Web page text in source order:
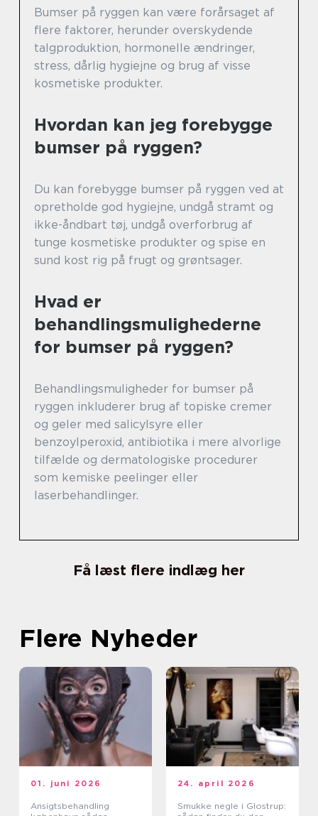
Bumser på ryggen kan være forårsaget af
flere faktorer, herunder overskydende
talgproduktion, hormonelle ændringer,
stress, dårlig hygiejne og brug af visse
kosmetiske produkter.
Hvordan kan jeg forebygge
bumser på ryggen?
Du kan forebygge bumser på ryggen ved at
opretholde god hygiejne, undgå stramt og
ikke-åndbart tøj, undgå overforbrug af
tunge kosmetiske produkter og spise en
sund kost rig på frugt og grøntsager.
Hvad er
behandlingsmulighederne
for bumser på ryggen?
Behandlingsmuligheder for bumser på
ryggen inkluderer brug af topiske cremer
og geler med salicylsyre eller
benzoylperoxid, antibiotika i mere alvorlige
tilfælde og dermatologiske procedurer
som kemiske peelinger eller
laserbehandlinger.
Få læst flere indlæg her
Flere Nyheder
01. juni 2026
Ansigtsbehandling
24. april 2026
Smukke negle i Glostrup: